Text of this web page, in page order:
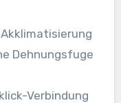
Dehnungsfuge
Verbindung